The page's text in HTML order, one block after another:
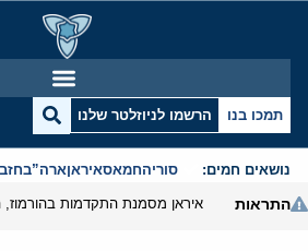
תמכו בנו הרשמו לניוזלטר שלנו
נושאים חמים: סוריהחמאסאיראןארה”ב
התראות